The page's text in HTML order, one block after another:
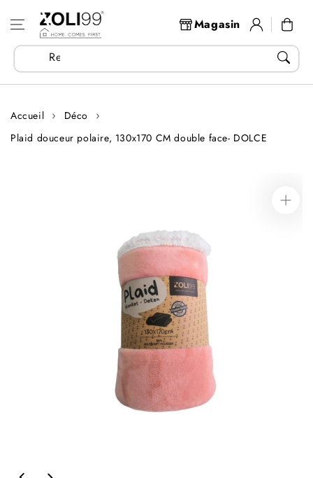
contenu
Recherchez vos articles...
Magasin
connecter
Panier
Accueil
Déco
Plaid douceur polaire, 130x170 CM double face- DOLCE